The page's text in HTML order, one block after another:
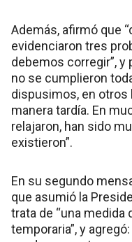
Además, afirmó que
evidenciaron tres
debemos corregir”, y
no se cumplieron
dispusimos, en otros
manera tardía. En
relajaron, han sido
existieron”.
En su segundo
que asumió la
trata de “una medida
temporaria”, y